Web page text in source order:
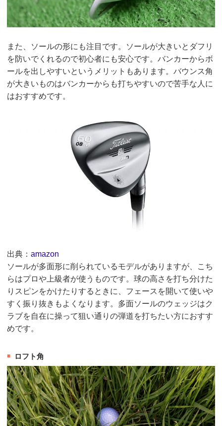
また、ソールの形にも注目です。ソールが大きいとダフリ
を防いでくれるので初心者にも安心です。バンカーからボ
ールを出しやすいというメリットもあります。バウンス角
が大きいものはバンカーからも打ちやすいので苦手な人に
はおすすめです。
出典： amazon
ソールが多面形に削られているモデルがありますが、こち
らはプロや上級者が使うものです。球の高さを打ち分けた
りスピンをかけたりするときに、フェースを開いて使いや
すく振り抜きもよくなります。多面ソールのウェッジはク
ラブを自在に操って狙い通りの弾道を打ちたい方におすす
めです。
ロフト角